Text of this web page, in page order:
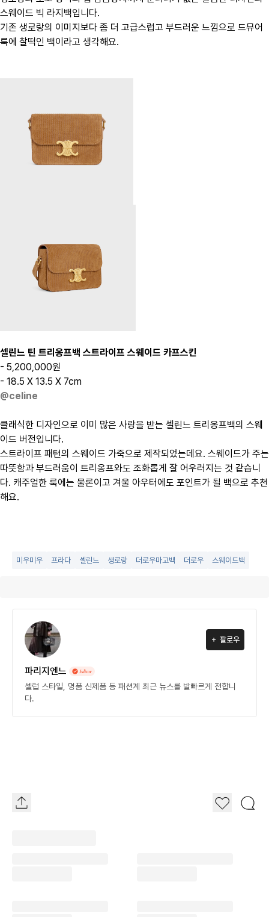
스웨이드 빅 라지백입니다.
기존 생로랑의 이미지보다 좀 더 고급스럽고 부드러운 느낌으로 드뮤어
룩에 찰떡인 백이라고 생각해요.
셀린느 틴 트리옹프백 스트라이프 스웨이드 카프스킨
- 5,200,000원
- 18.5 X 13.5 X 7cm
@celine
클래식한 디자인으로 이미 많은 사랑을 받는 셀린느 트리옹프백의 스웨
이드 버전입니다.
스트라이프 패턴의 스웨이드 가죽으로 제작되었는데요. 스웨이드가 주는
따뜻함과 부드러움이 트리옹프와도 조화롭게 잘 어우러지는 것 같습니
다. 캐주얼한 룩에는 물론이고 겨울 아우터에도 포인트가 될 백으로 추천
해요.
미우미우 프라다 셀린느 생로랑 더로우마고백 더로우 스웨이드백
팔로우
파리지엔느
셀럽 스타일, 명품 신제품 등 패션계 최근 뉴스를 발빠르게 전합니
다.